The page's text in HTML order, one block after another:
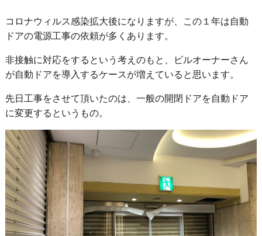
コロナウィルス感染拡大後になりますが、この１年は自動
ドアの電源工事の依頼が多くあります。
非接触に対応をするという考えのもと、ビルオーナーさん
が自動ドアを導入するケースが増えていると思います。
先日工事をさせて頂いたのは、一般の開閉ドアを自動ドア
に変更するというもの。